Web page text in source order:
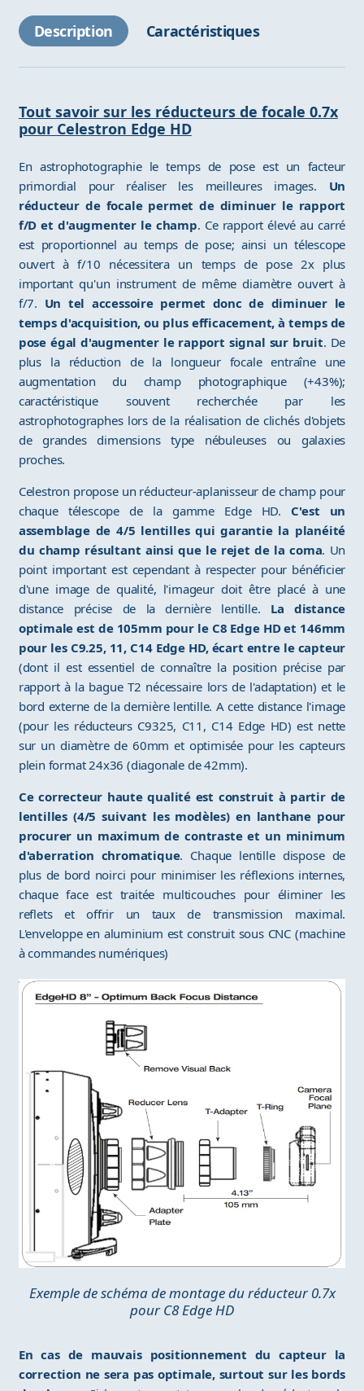
Description Caractéristiques
Tout savoir sur les réducteurs de focale 0.7x
pour Celestron Edge HD
En astrophotographie le temps de pose est un facteur
primordial pour réaliser les meilleures images. Un
réducteur de focale permet de diminuer le rapport
f/D et d'augmenter le champ. Ce rapport élevé au carré
est proportionnel au temps de pose; ainsi un télescope
ouvert à f/10 nécessitera un temps de pose 2x plus
important qu'un instrument de même diamètre ouvert à
f/7. Un tel accessoire permet donc de diminuer le
temps d'acquisition, ou plus efficacement, à temps de
pose égal d'augmenter le rapport signal sur bruit. De
plus la réduction de la longueur focale entraîne une
augmentation du champ photographique (+43%);
caractéristique souvent recherchée par les
astrophotographes lors de la réalisation de clichés d'objets
de grandes dimensions type nébuleuses ou galaxies
proches.
Celestron propose un réducteur-aplanisseur de champ pour
chaque télescope de la gamme Edge HD. C'est un
assemblage de 4/5 lentilles qui garantie la planéité
du champ résultant ainsi que le rejet de la coma. Un
point important est cependant à respecter pour bénéficier
d'une image de qualité, l'imageur doit être placé à une
distance précise de la dernière lentille. La distance
optimale est de 105mm pour le C8 Edge HD et 146mm
pour les C9.25, 11, C14 Edge HD, écart entre le capteur
(dont il est essentiel de connaître la position précise par
rapport à la bague T2 nécessaire lors de l'adaptation) et le
bord externe de la dernière lentille. A cette distance l'image
(pour les réducteurs C9325, C11, C14 Edge HD) est nette
sur un diamètre de 60mm et optimisée pour les capteurs
plein format 24x36 (diagonale de 42mm).
Ce correcteur haute qualité est construit à partir de
lentilles (4/5 suivant les modèles) en lanthane pour
procurer un maximum de contraste et un minimum
d'aberration chromatique. Chaque lentille dispose de
plus de bord noirci pour minimiser les réflexions internes,
chaque face est traitée multicouches pour éliminer les
reflets et offrir un taux de transmission maximal.
L'enveloppe en aluminium est construit sous CNC (machine
à commandes numériques)
Exemple de schéma de montage du réducteur 0.7x
pour C8 Edge HD
En cas de mauvais positionnement du capteur la
correction ne sera pas optimale, surtout sur les bords